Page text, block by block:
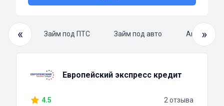
«
займ Займ под ПТС Займ под авто »
Европейский экспресс кредит
4.5 2 отзыва